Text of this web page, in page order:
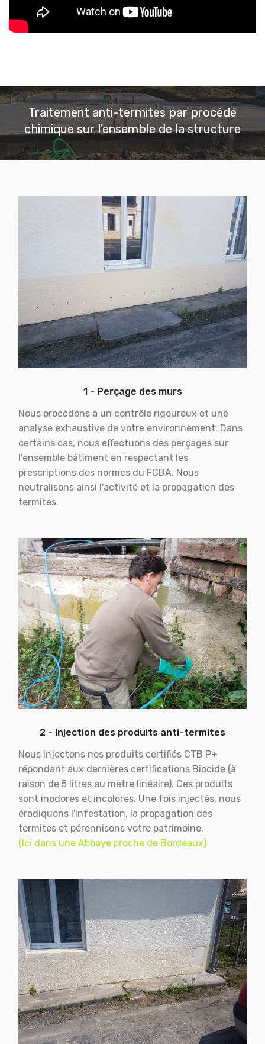
Traitement anti-termites par procédé
chimique sur l'ensemble de la structure
1 - Perçage des murs
Nous procédons à un contrôle rigoureux et une
analyse exhaustive de votre environnement. Dans
certains cas, nous effectuons des perçages sur
l'ensemble bâtiment en respectant les
prescriptions des normes du FCBA. Nous
neutralisons ainsi l'activité et la propagation des
termites.
2 - Injection des produits anti-termites
Nous injectons nos produits certifiés CTB P+
répondant aux dernières certifications Biocide (à
raison de 5 litres au mètre linéaire). Ces produits
sont inodores et incolores. Une fois injectés, nous
éradiquons l'infestation, la propagation des
termites et pérennisons votre patrimoine.
(Ici dans une Abbaye proche de Bordeaux)